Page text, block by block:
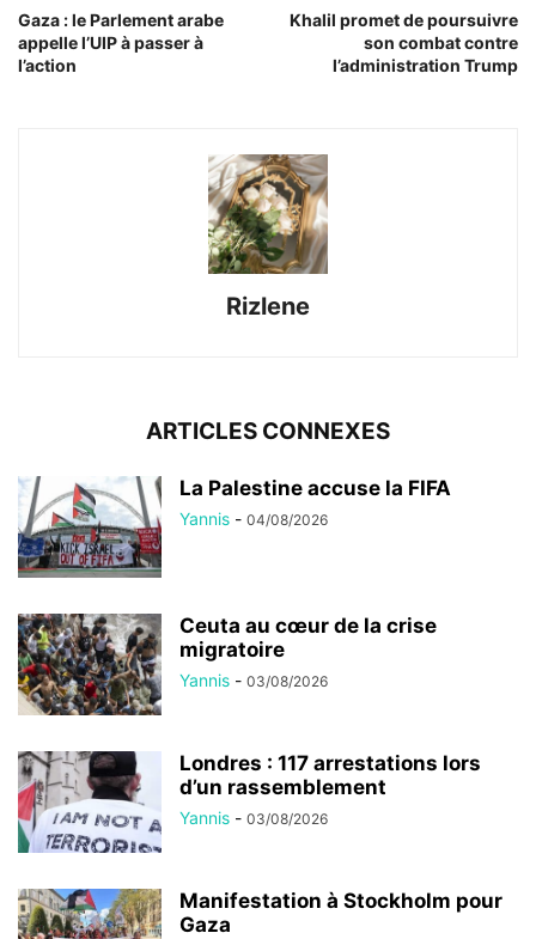
Gaza : le Parlement arabe
appelle l’UIP à passer à
l’action
Khalil promet de poursuivre
son combat contre
l’administration Trump
Rizlene
ARTICLES CONNEXES
La Palestine accuse la FIFA
Yannis - 04/08/2026
Ceuta au cœur de la crise
migratoire
Yannis - 03/08/2026
Londres : 117 arrestations lors
d’un rassemblement
Yannis - 03/08/2026
Manifestation à Stockholm pour
Gaza